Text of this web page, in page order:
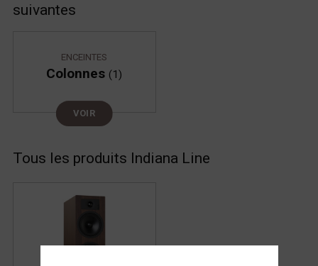
suivantes
ENCEINTES
Colonnes (1)
VOIR
Tous les produits Indiana Line